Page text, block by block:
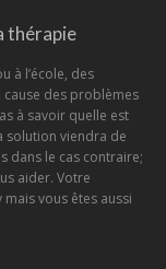
thérapie
à l’école, des
des problèmes
à savoir quelle est
solution viendra de
dans le cas contraire;
aider. Votre
vous êtes aussi